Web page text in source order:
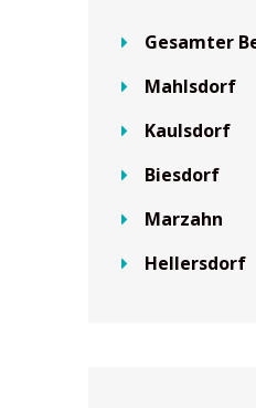
Gesamter
Mahlsdorf
Kaulsdorf
Biesdorf
Marzahn
Hellersdorf